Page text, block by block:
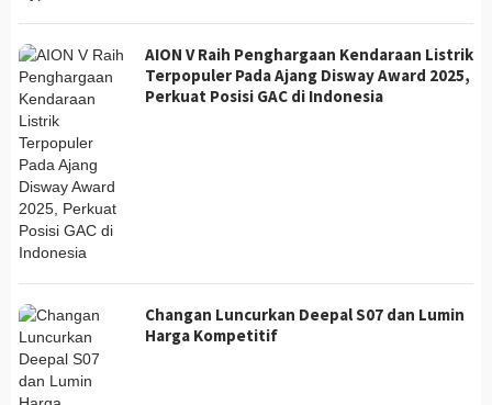
AION V Raih Penghargaan Kendaraan Listrik
Terpopuler Pada Ajang Disway Award 2025,
Perkuat Posisi GAC di Indonesia
Changan Luncurkan Deepal S07 dan Lumin
Harga Kompetitif